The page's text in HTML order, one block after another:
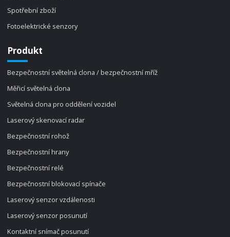
Spotřební zboží
Fotoelektrické senzory
Produkt
Bezpečnostní světelná clona / bezpečnostní mříž
Měřicí světelná clona
Světelná clona pro oddělení vozidel
Laserový skenovací radar
Bezpečnostní rohož
Bezpečnostní hrany
Bezpečnostní relé
Bezpečnostní blokovací spínače
Laserový senzor vzdálenosti
Laserový senzor posunutí
Kontaktní snímač posunutí